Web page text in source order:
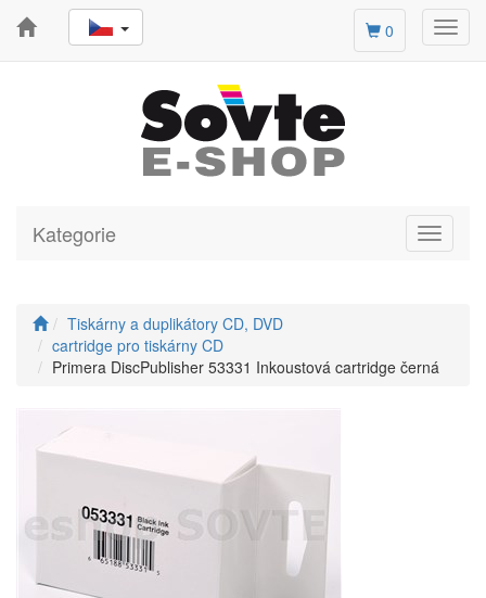
0
Toggle
Kategorie
Tiskárny a duplikátory CD, DVD
cartridge pro tiskárny CD
Primera DiscPublisher 53331 Inkoustová cartridge černá